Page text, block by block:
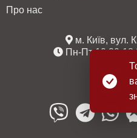
Про нас
м. Київ, вул.
Пн-Пт 10:30-
067
093